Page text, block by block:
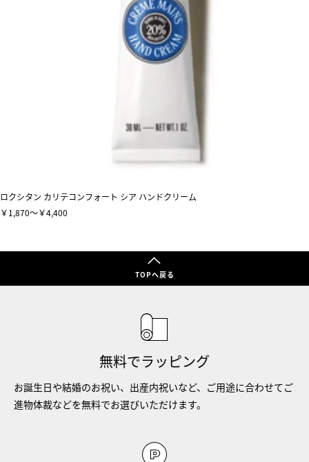
ロクシタン カリテコンフォート シア ハンドクリーム
￥1,870～￥4,400
TOPへ戻る
無料でラッピング
お誕生日や結婚のお祝い、出産内祝いなど、ご用途に合わせてご
進物体裁などを無料でお選びいただけます。